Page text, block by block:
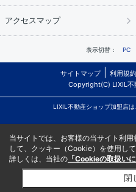
アクセスマップ
表示切替： PC
サイトマップ 利用規約
Copyright(C) LIXIL不
LIXIL不動産ショップ加盟店は
当サイトでは、お客様の当サイト利
して、クッキー（Cookie）を使用して
詳しくは、当社の 「Cookieの取扱い
閉